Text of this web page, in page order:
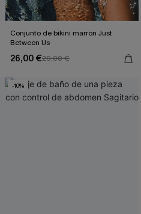
Conjunto de bikini marrón Just
Between Us
26,00 €29,00 €
-10%